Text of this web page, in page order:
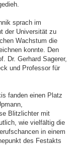
sprach im
der Universität zu
Wachstum die
konnte. Den
Dr. Gerhard Sagerer,
und Professor für
fanden einen Platz
Blitzlichter mit
wie vielfältig die
in einem
des Festakts